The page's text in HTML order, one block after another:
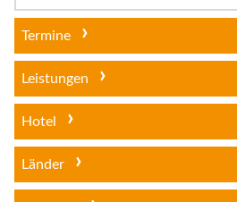
Termine
Leistungen
Hotel
Länder